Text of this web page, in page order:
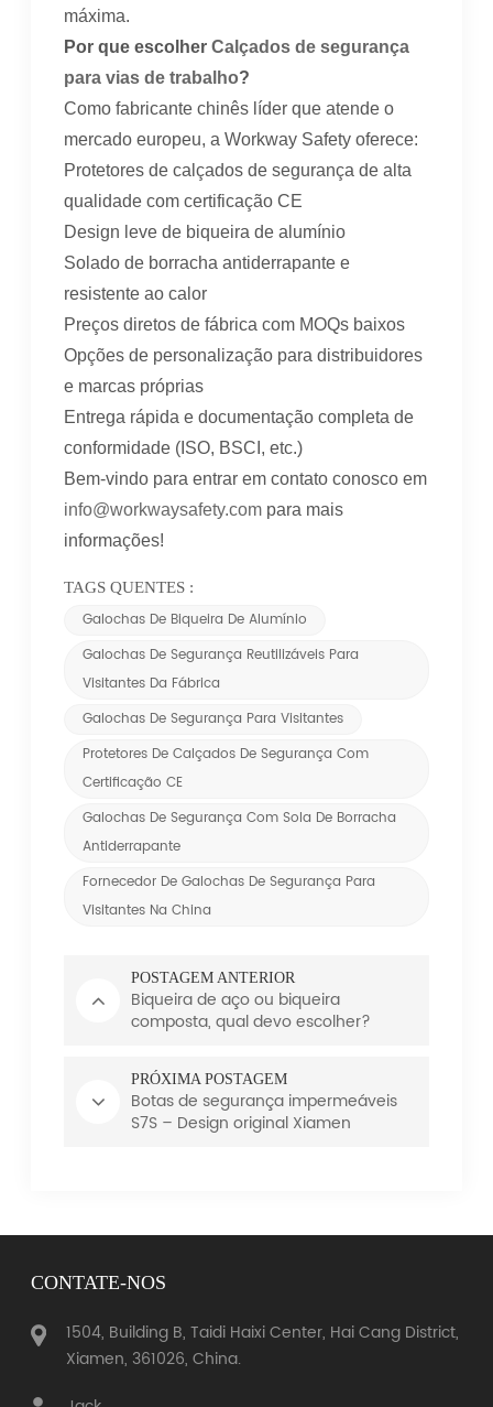
máxima.
Por que escolherCalçados de segurança
para vias de trabalho?
Como fabricante chinês líder que atende o
mercado europeu, a Workway Safety oferece:
Protetores de calçados de segurança de alta
qualidade com certificação CE
Design leve de biqueira de alumínio
Solado de borracha antiderrapante e
resistente ao calor
Preços diretos de fábrica com MOQs baixos
Opções de personalização para distribuidores
e marcas próprias
Entrega rápida e documentação completa de
conformidade (ISO, BSCI, etc.)
Bem-vindo para entrar em contato conosco em
info@workwaysafety.com para mais
informações!
TAGS QUENTES :
Galochas De Biqueira De Alumínio
Galochas De Segurança Reutilizáveis ​​para
Visitantes Da Fábrica
Galochas De Segurança Para Visitantes
Protetores De Calçados De Segurança Com
Certificação CE
Galochas De Segurança Com Sola De Borracha
Antiderrapante
Fornecedor De Galochas De Segurança Para
Visitantes Na China
POSTAGEM ANTERIOR
Biqueira de aço ou biqueira
composta, qual devo escolher?
PRÓXIMA POSTAGEM
Botas de segurança impermeáveis ​​
S7S – Design original Xiamen
CONTATE-NOS
1504, Building B, Taidi Haixi Center, Hai Cang District,
Xiamen, 361026, China.